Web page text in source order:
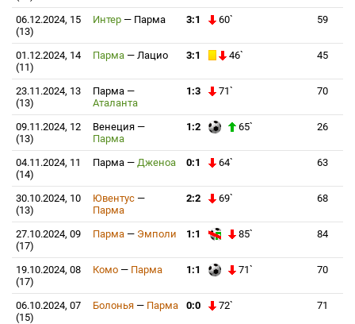
06.12.2024, 15
(13)
Интер — Парма 3:1 60` 59
01.12.2024, 14
(11)
Парма — Лацио 3:1 46` 45
23.11.2024, 13
(13)
Парма —
Аталанта
1:3 71` 70
09.11.2024, 12
(13)
Венеция —
Парма
1:2 65` 26
04.11.2024, 11
(14)
Парма — Дженоа 0:1 64` 63
30.10.2024, 10
(13)
Ювентус —
Парма
2:2 69` 68
27.10.2024, 09
(17)
Парма — Эмполи 1:1 85` 84
19.10.2024, 08
(17)
Комо — Парма 1:1 71` 70
06.10.2024, 07
(15)
Болонья — Парма 0:0 72` 71